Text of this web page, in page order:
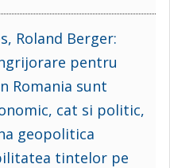
Roland Berger:
pentru
Romania sunt
cat si politic,
geopolitica
tintelor pe